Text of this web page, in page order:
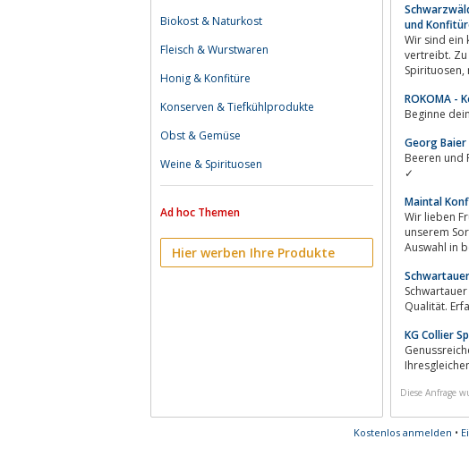
Biokost & Naturkost
Fleisch & Wurstwaren
Honig & Konfitüre
Konserven & Tiefkühlprodukte
Obst & Gemüse
Weine & Spirituosen
Ad hoc Themen
Hier werben Ihre Produkte
und
Wir sind ein kleiner Betrieb, der außergewöhnliche
vertreibt. Zu unserer
ROKOMA -
Beginne
Georg Baier
Beeren und Pilze in Gourmet-Qualität,
✓
Maintal
Wir lieben
unserem Sortiment hochwertiger
Auswahl in
KG Collier
Diese Anfrage
Kostenlos anmelden •